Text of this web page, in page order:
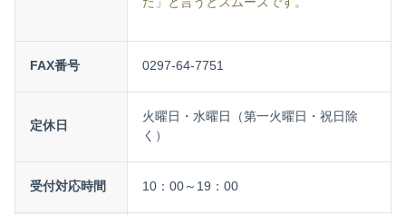
FAX番号 0297-64-7751
定休日
火曜日・水曜日（第一火曜日・祝日除
く）
受付対応時間 10：00～19：00